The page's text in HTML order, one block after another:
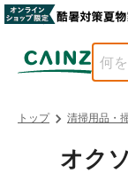
トップ 清掃用品・
オク